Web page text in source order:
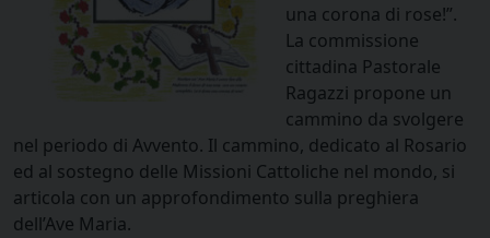
una corona di rose!”.
La commissione
cittadina Pastorale
Ragazzi propone un
cammino da svolgere
nel periodo di Avvento. Il cammino, dedicato al Rosario
ed al sostegno delle Missioni Cattoliche nel mondo, si
articola con un approfondimento sulla preghiera
dell’Ave Maria.